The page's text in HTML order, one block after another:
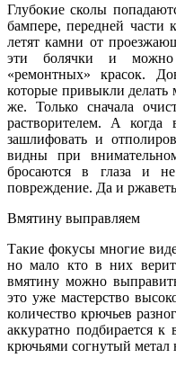
Глубокие сколы
бампере, передней
летят камни от
эти болячки и
«ремонтных» красок.
которые привыкли
же. Только сначала
растворителем. А когда
зашлифовать и
видны при
бросаются в глаза и
повреждение. Да и
Вмятину выправляем
Такие фокусы многие
но мало кто в них
вмятину можно
это уже мастерство
количество крючьев
аккуратно подбирается к
крючьями согнутый метал